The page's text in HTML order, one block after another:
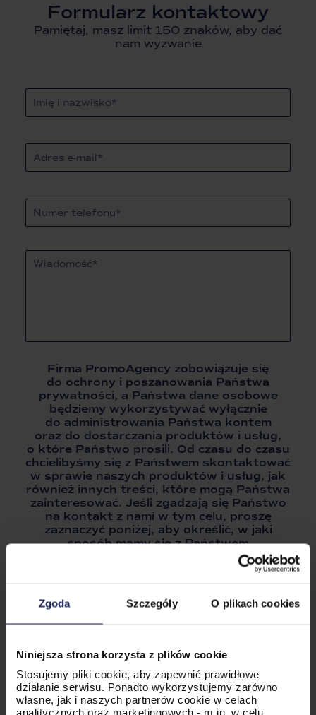
Zgoda Szczegóły O plikach cookies
Niniejsza strona korzysta z plików cookie
Stosujemy pliki cookie, aby zapewnić prawidłowe
działanie serwisu. Ponadto wykorzystujemy zarówno
własne, jak i naszych partnerów cookie w celach
analitycznych oraz marketingowych - m.in. w celu
Formularz kontaktowy
Pamiętaj, masz limit 150 znaków, aby dać
nam wyzwanie
Firma PromoAgency zobowiązuje się
do ochrony i poszanowania Państwa
prywatności, a Państwa dane osobowe
będziemy wykorzystywać wyłącznie
do administrowania Państwa kontem
oraz do dostarczania produktów i usług,
o które Państwo prosili. Od czasu do czasu
chcielibyśmy się z Państwem skontaktować
w sprawie naszych produktów i usług, jak
również innych treści, które mogą Państwa
zainteresować. Jeśli zgadzają się Państwo
na kontakt z nami w tym celu, proszę
zaznaczyć poniżej, aby określić, w jaki
sposób mamy się z Państwem
przechowywać i przetwarzać Państwa dane osobowe.
zaznaczyć poniższe pole wyboru.
Wyrażam zgodę na przechowywanie i przetwarzanie
moich danych osobowych przez firmę PromoAgency.*